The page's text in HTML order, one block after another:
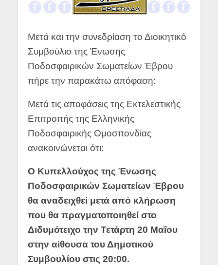
Μετά και την συνεδρίαση το Διοικητικό
Συμβούλιο της Ένωσης
Ποδοσφαιρικών Σωματείων Έβρου
πήρε την παρακάτω απόφαση:
Μετά τις αποφάσεις της Εκτελεστικής
Επιτροπής της Ελληνικής
Ποδοσφαιρικής Ομοσπονδίας
ανακοινώνεται ότι:
Ο Κυπελλούχος της Ένωσης
Ποδοσφαιρικών Σωματείων Έβρου
θα αναδειχθεί μετά από κλήρωση
που θα πραγματοποιηθεί στο
Διδυμότειχο την Τετάρτη 20 Μαΐου
στην αίθουσα του Δημοτικού
Συμβουλίου στις 20:00.